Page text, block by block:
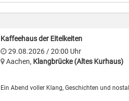
die u. a. für so bekannte Fernsehformate wie
„Stromberg“ verantwortlich zeichneten.
Kaffeehaus der Eitelkeiten
29.08.2026/ 20:00 Uhr
Aachen, Klangbrücke (Altes Kurhaus)
Ein Abend voller Klang, Geschichten und